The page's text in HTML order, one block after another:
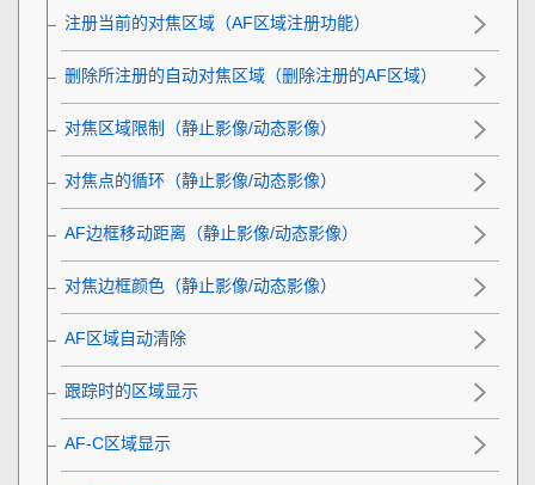
注册当前的对焦区域（AF区域注册功能）
删除所注册的自动对焦区域（删除注册的AF区域）
对焦区域限制 （静止影像/动态影像）
对焦点的循环 （静止影像/动态影像）
AF边框移动距离 （静止影像/动态影像）
对焦边框颜色 （静止影像/动态影像）
AF区域自动清除
跟踪时的区域显示
AF-C区域显示